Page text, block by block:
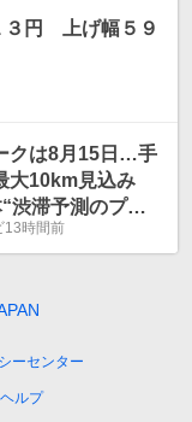
３円 上げ幅５９
クは8月15日…手
大10km見込み
渋滞予測のプ
路やファスナー
13時間前
ーセンター
ヘルプ